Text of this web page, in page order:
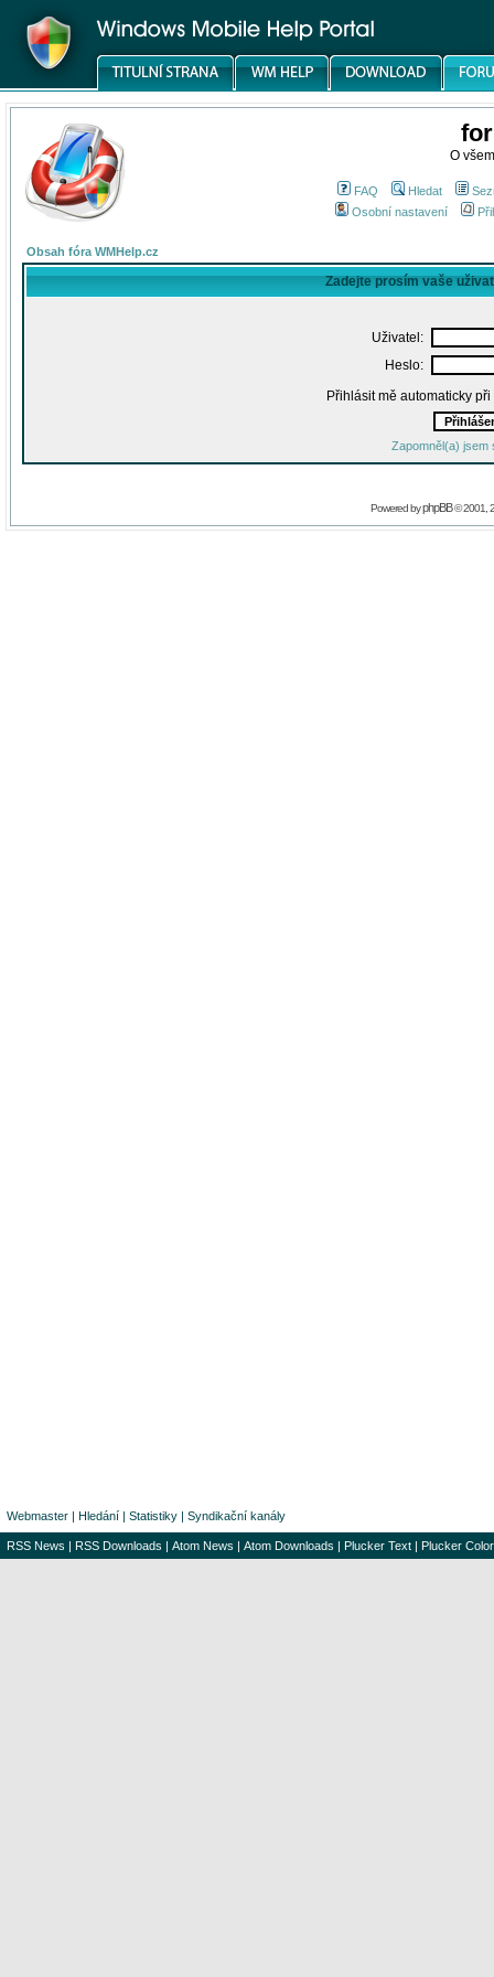
O
FAQ Hledat
Osobní nastavení
Obsah fóra WMHelp.cz
Zadejte prosím vaše
Uživatel:
Heslo:
Přihlásit mě automaticky
Zapomněl(a) jsem
Powered byphpBB© 2001,
Webmaster | Hledání | Statistiky | Syndikační kanály
RSS News | RSS Downloads | Atom News | Atom Downloads | Plucker Text | Plucker Color